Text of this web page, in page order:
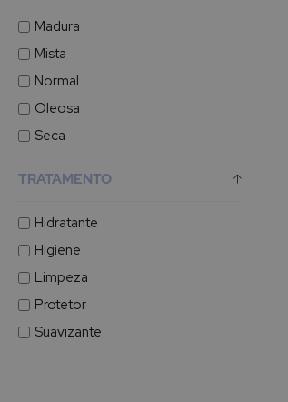
Madura
Mista
Normal
Oleosa
Seca
TRATAMENTO
Hidratante
Higiene
Limpeza
Protetor
Suavizante